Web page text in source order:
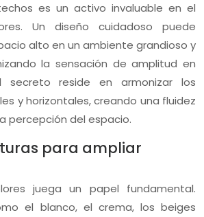
es un activo invaluable en el
Un diseño cuidadoso puede
alto en un ambiente grandioso y
la sensación de amplitud en
secreto reside en armonizar los
y horizontales, creando una fluidez
percepción del espacio.
para ampliar
juega un papel fundamental.
el blanco, el crema, los beiges